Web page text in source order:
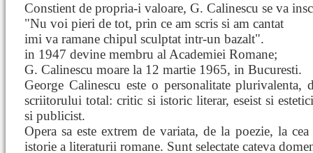
Constient de propria-i valoare, G. Calinescu se va
"Nu voi pieri de tot, prin ce am scris si am cantat
imi va ramane chipul sculptat intr-un bazalt".
in 1947 devine membru al Academiei Romane;
G. Calinescu moare la 12 martie 1965, in Bucuresti.
George Calinescu este o personalitate
scriitorului total: critic si istoric literar, eseist si
si publicist.
Opera sa este extrem de variata, de la poezie, la
istorie a literaturii romane. Sunt selectate cateva